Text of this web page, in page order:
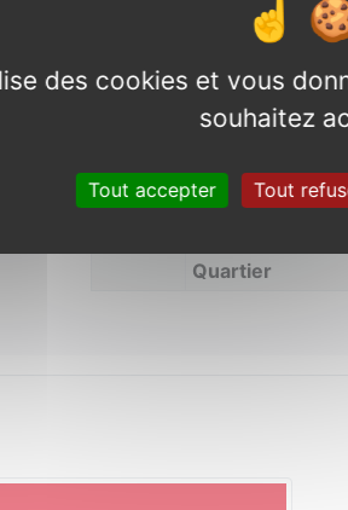
Gwenadelau
4
Y’a pas de
Elles Melesse
6
Win’Girls Team
Quartier
des cookies et vous
souhaitez
Tout accepter Tout